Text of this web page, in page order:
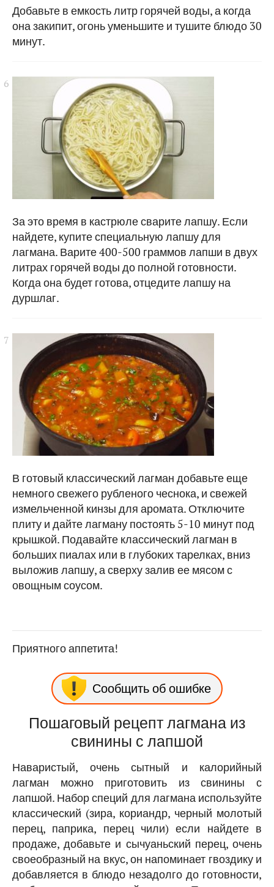
Добавьте в емкость литр горячей воды, а когда
она закипит, огонь уменьшите и тушите блюдо 30
минут.
За это время в кастрюле сварите лапшу. Если
найдете, купите специальную лапшу для
лагмана. Варите 400-500 граммов лапши в двух
литрах горячей воды до полной готовности.
Когда она будет готова, отцедите лапшу на
дуршлаг.
В готовый классический лагман добавьте еще
немного свежего рубленого чеснока, и свежей
измельченной кинзы для аромата. Отключите
плиту и дайте лагману постоять 5-10 минут под
крышкой. Подавайте классический лагман в
больших пиалах или в глубоких тарелках, вниз
выложив лапшу, а сверху залив ее мясом с
овощным соусом.
Приятного аппетита!
Сообщить об ошибке
Пошаговый рецепт лагмана из
свинины с лапшой
Наваристый, очень сытный и калорийный
лагман можно приготовить из свинины с
лапшой. Набор специй для лагмана используйте
классический (зира, кориандр, черный молотый
перец, паприка, перец чили) если найдете в
продаже, добавьте и сычуаньский перец, очень
своеобразный на вкус, он напоминает гвоздику и
добавляется в блюдо незадолго до готовности,